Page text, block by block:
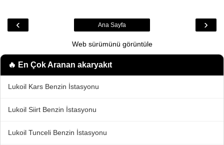
‹ ›
Ana Sayfa
Web sürümünü görüntüle
🔥 En Çok Aranan akaryakıt
Lukoil Kars Benzin İstasyonu
Lukoil Siirt Benzin İstasyonu
Lukoil Tunceli Benzin İstasyonu